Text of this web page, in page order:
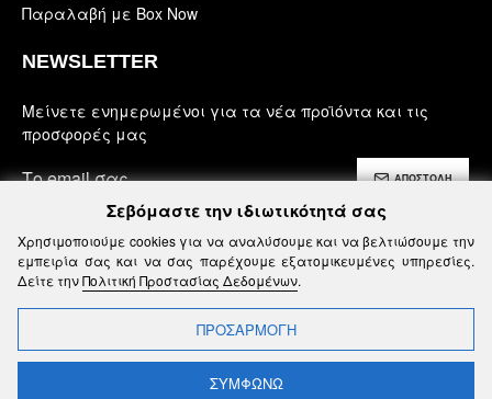
Παραλαβή με Box Now
NEWSLETTER
Μείνετε ενημερωμένοι για τα νέα προϊόντα και τις
προσφορές μας
ΑΠΟΣΤΟΛΗ
Έχω διαβάσει και αποδέχομαι τους
Ασφάλεια, Όροι Χρήσης & Προϋποθέσεις
Σεβόμαστε την ιδιωτικότητά σας
Χρησιμοποιούμε cookies για να αναλύσουμε και να βελτιώσουμε την
εμπειρία σας και να σας παρέχουμε εξατομικευμένες υπηρεσίες.
Δείτε τηνΠολιτική Προστασίας Δεδομένων.
ΠΡΟΣΑΡΜΟΓΗ
ΣΥΜΦΩΝΩ
ΦΙΛΤΡΑ